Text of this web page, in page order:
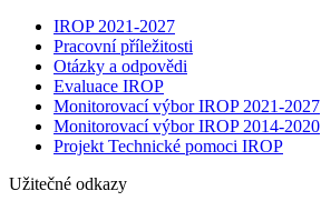
IROP 2021-2027
Pracovní příležitosti
Otázky a odpovědi
Evaluace IROP
Monitorovací výbor IROP 2021-2027
Monitorovací výbor IROP 2014-2020
Projekt Technické pomoci IROP
Užitečné odkazy